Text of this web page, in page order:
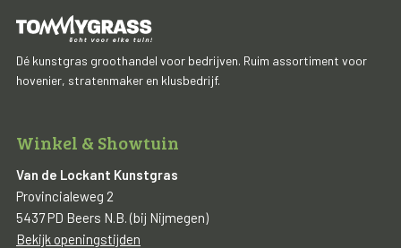
Dé kunstgras groothandel voor bedrijven. Ruim assortiment voor
hovenier, stratenmaker en klusbedrijf.
Winkel & Showtuin
Van de Lockant Kunstgras
Provincialeweg 2
5437 PD Beers N.B. (bij Nijmegen)
Bekijk openingstijden